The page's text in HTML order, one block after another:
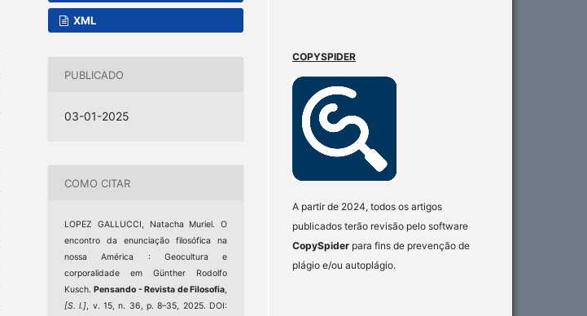
XML
PUBLICADO
03-01-2025
COMO CITAR
LOPEZ GALLUCCI, Natacha Muriel. O
encontro da enunciação filosófica na
nossa América : Geocultura e
corporalidade em Günther Rodolfo
Kusch.Pensando - Revista de Filosofia,
[S. l.], v. 15, n. 36, p. 8–35, 2025. DOI:
COPYSPIDER
A partir de 2024, todos os artigos
publicados terão revisão pelo software
CopySpider para fins de prevenção de
plágio e/ou autoplágio.